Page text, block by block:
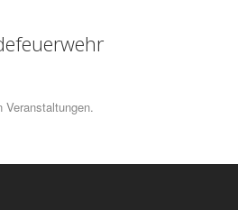
Veranstaltungen.